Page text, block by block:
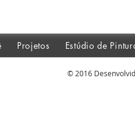
Projetos Estúdio de
© 2016